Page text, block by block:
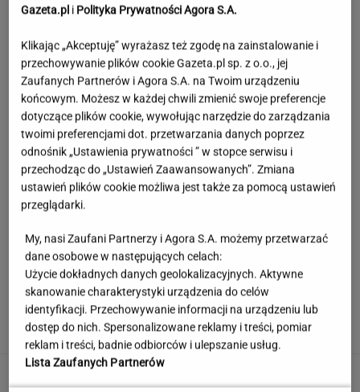
Wrzuć to do beczki z deszczówką. Woda
dłużej pozostanie czysta
Gazeta.pl i Polityka Prywatności Agora S.A.
Klikając „Akceptuję” wyrażasz też zgodę na zainstalowanie i
przechowywanie plików cookie Gazeta.pl sp. z o.o., jej
Zaufanych Partnerów i Agora S.A. na Twoim urządzeniu
końcowym. Możesz w każdej chwili zmienić swoje preferencje
dotyczące plików cookie, wywołując narzędzie do zarządzania
twoimi preferencjami dot. przetwarzania danych poprzez
odnośnik „Ustawienia prywatności ” w stopce serwisu i
przechodząc do „Ustawień Zaawansowanych”. Zmiana
ustawień plików cookie możliwa jest także za pomocą ustawień
przeglądarki.
My, nasi Zaufani Partnerzy i Agora S.A. możemy przetwarzać
dane osobowe w następujących celach:
Użycie dokładnych danych geolokalizacyjnych. Aktywne
skanowanie charakterystyki urządzenia do celów
identyfikacji. Przechowywanie informacji na urządzeniu lub
dostęp do nich. Spersonalizowane reklamy i treści, pomiar
reklam i treści, badnie odbiorców i ulepszanie usług.
Lista Zaufanych Partnerów